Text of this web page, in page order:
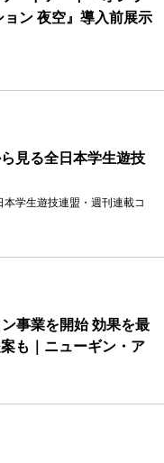
ン 夜空』導入前展示
見る全日本学生遊技
本学生遊技連盟・週刊連載コ
事業を開始 効果を最
も｜ニューギン・ア